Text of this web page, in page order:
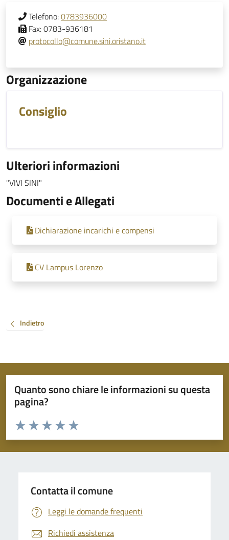
Telefono:0783936000
Fax:0783-936181
protocollo@comune.sini.oristano.it
Organizzazione
Consiglio
Ulteriori informazioni
"VIVI SINI"
Documenti e Allegati
Dichiarazione incarichi e compensi
CV Lampus Lorenzo
Indietro
Quanto sono chiare le informazioni su questa
pagina?
Valuta da 1 a 5 stelle la pagina
Valuta 5 stelle su 5
Valuta 4 stelle su 5
Valuta 3 stelle su 5
Valuta 2 stelle su 5
Valuta 1 stelle su 5
Contatta il comune
Leggi le domande frequenti
Richiedi assistenza